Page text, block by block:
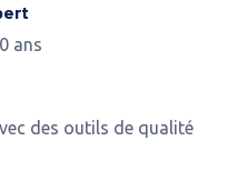
ans
des outils de qualité